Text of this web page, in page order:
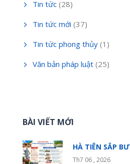
Tin tức (28)
Tin tức mới (37)
Tin tức phong thủy (1)
Văn bản pháp luật (25)
BÀI VIẾT MỚI
HÀ TIÊN SẮP
Th7 06 , 2026